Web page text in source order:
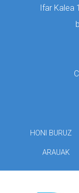
Ifar Kalea
HONI BURUZ
ARAUAK